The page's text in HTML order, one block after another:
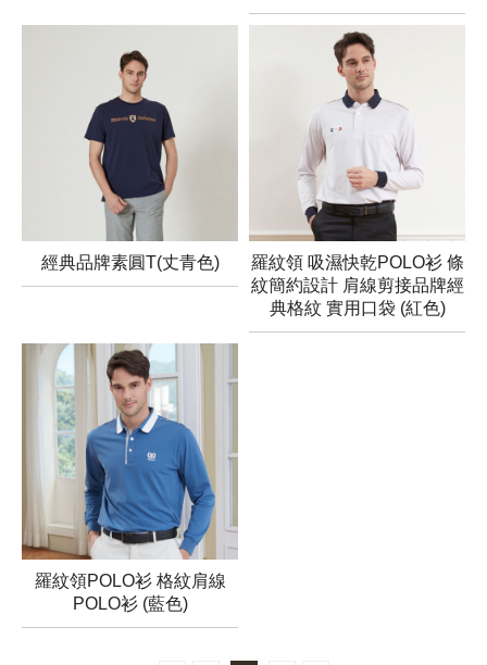
經典品牌素圓T(丈青色)
羅紋領 吸濕快乾POLO衫 條
紋簡約設計 肩線剪接品牌經
典格紋 實用口袋 (紅色)
羅紋領POLO衫 格紋肩線
POLO衫 (藍色)